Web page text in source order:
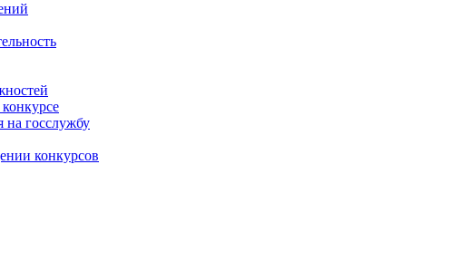
на госслужбу
конкурсов